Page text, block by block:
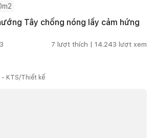
Tây chống nóng lấy cảm hứng
7 lượt thích | 14.243 lượt xem
- KTS/Thiết kế